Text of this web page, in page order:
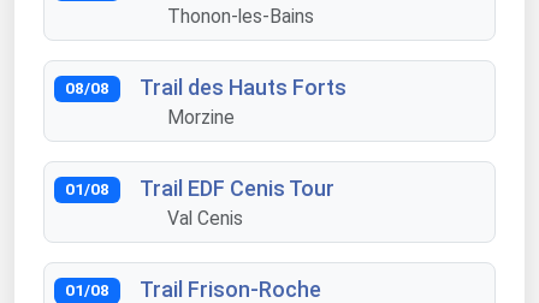
Thonon-les-Bains
08/08 Trail des Hauts Forts
Morzine
01/08 Trail EDF Cenis Tour
Val Cenis
01/08 Trail Frison-Roche